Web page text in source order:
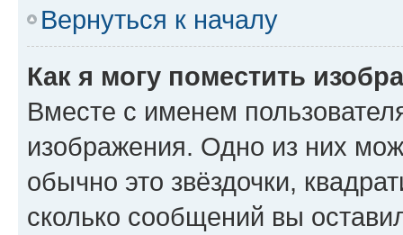
Вернуться к началу
Как я могу поместить
Вместе с именем
изображения. Одно из них
обычно это звёздочки,
сколько сообщений вы